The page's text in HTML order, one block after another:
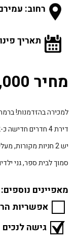
רחוב:
תאריך
מחיר ₪2,980,000
למכירה בהזדמנות!
דירת 4 חדרים חדישה כ-102 מ״ר עם מרפסת כ-12 מ״ר מהסלון לנוף מפרץ
יש 2 חניות מקורות, מעלית, נגישות מלאה, יחידת הורים, ממ״ד ומחסן בקומה
סמוך לבית ספר, גני
מאפיינים נוספים:
אפשריות
גישה לנכים